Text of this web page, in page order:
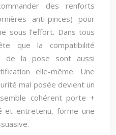
des renforts
anti-pinces) pour
sous l’effort. Dans tous
que la compatibilité
de la pose sont aussi
elle-même. Une
mal posée devient un
cohérent porte +
et entretenu, forme une